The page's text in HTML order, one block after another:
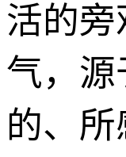
活的
气，
的、